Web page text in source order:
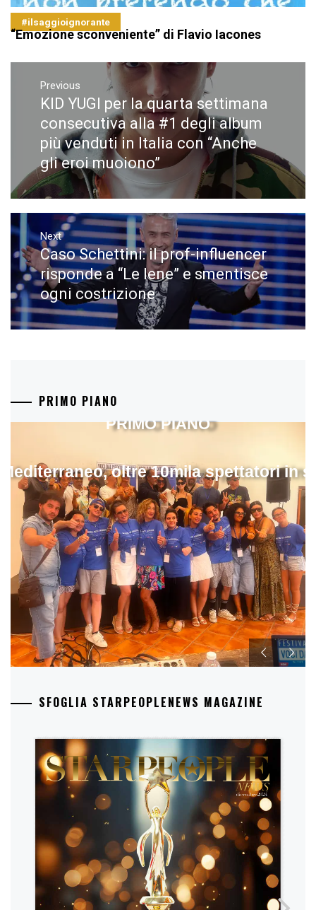
#ilsaggioignorante
“Emozione sconveniente” di Flavio Iacones
Navigazione
articoliPrevious
Previous
post:
KID YUGI per la quarta settimana
consecutiva alla #1 degli album
più venduti in Italia con “Anche
gli eroi muoiono”
Next
Next
post:
Caso Schettini: il prof-influencer
risponde a “Le Iene” e smentisce
ogni costrizione
PRIMO PIANO
oltre 10mila spettatori in
PRIMO PIANO
SFOGLIA STARPEOPLENEWS MAGAZINE